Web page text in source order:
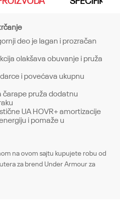
deo je lagan i prozračan
olakšava obuvanje i pruža
i povećava ukupnu
čarape pruža dodatnu
UA HOVR+ amortizacije
i pomaže u
na ovom sajtu kupujete robu od
za brend Under Armour za